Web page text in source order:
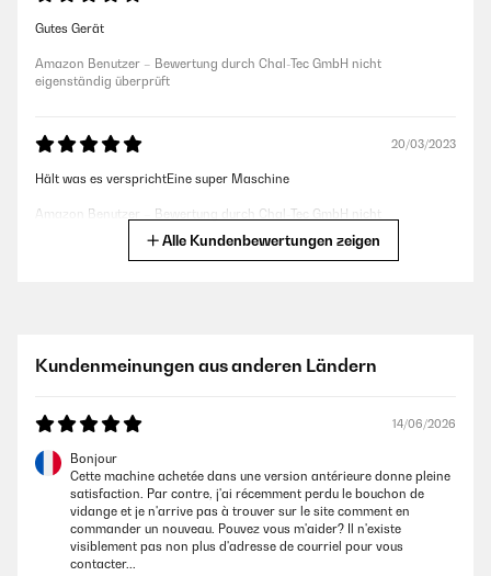
Gutes Gerät
Amazon Benutzer – Bewertung durch Chal-Tec GmbH nicht
eigenständig überprüft
20/03/2023
Hält was es versprichtEine super Maschine
Amazon Benutzer – Bewertung durch Chal-Tec GmbH nicht
eigenständig überprüft
Ich bin sehr zu frieden mit dieser Eismaschine! Ich hatte vorher einige
andere kleinere Geräte und war eigentlich immer unzufrieden. Sie
haben meistens sehr lange gebraucht um Eis herzustellen. Nicht so bei
diesem Gerät! Zum einen ist es das über Nacht nicht mal alle Eiswürfel
schmelzen und sich immer noch welche in der Maschine befinden. Und
Alle Kundenbewertungen zeigen
Kundenmeinungen aus anderen Ländern
14/06/2026
Bonjour
Cette machine achetée dans une version antérieure donne pleine
satisfaction. Par contre, j'ai récemment perdu le bouchon de
vidange et je n'arrive pas à trouver sur le site comment en
commander un nouveau. Pouvez vous m'aider? Il n'existe
visiblement pas non plus d'adresse de courriel pour vous
contacter...